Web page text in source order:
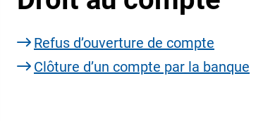
Refus d’ouverture de compte
Clôture d’un compte par la banque